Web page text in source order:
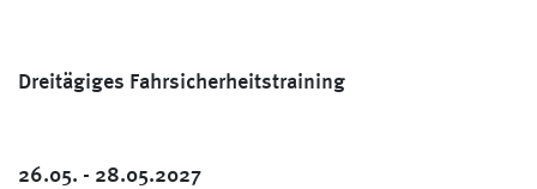
Dreitägiges Fahrsicherheitstraining
26.05. - 28.05.2027